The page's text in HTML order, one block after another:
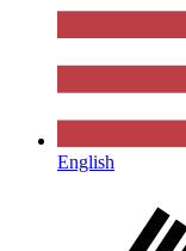
English